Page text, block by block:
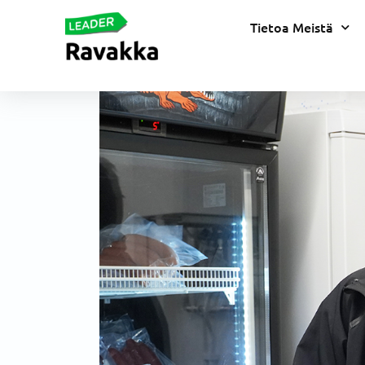
Tietoa Meistä